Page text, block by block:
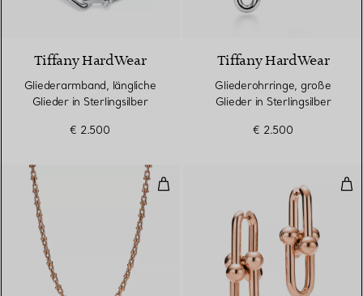
Tiffany HardWear
Gliederarmband, längliche
Glieder in Sterlingsilber
€ 2.500
Tiffany HardWear
Gliederohrringe, große
Glieder in Sterlingsilber
€ 2.500
Halskette mit extrakleinen